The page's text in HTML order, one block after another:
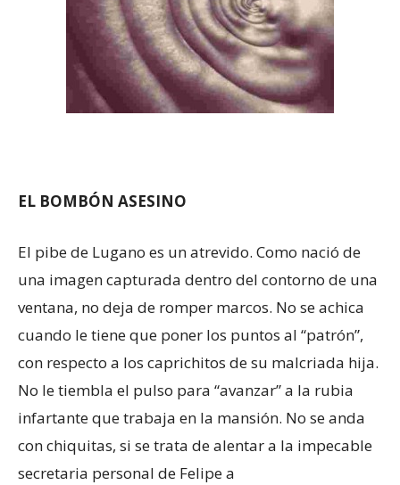
EL BOMBÓN ASESINO
El pibe de Lugano es un atrevido. Como nació de
una imagen capturada dentro del contorno de una
ventana, no deja de romper marcos. No se achica
cuando le tiene que poner los puntos al “patrón”,
con respecto a los caprichitos de su malcriada hija.
No le tiembla el pulso para “avanzar” a la rubia
infartante que trabaja en la mansión. No se anda
con chiquitas, si se trata de alentar a la impecable
secretaria personal de Felipe a